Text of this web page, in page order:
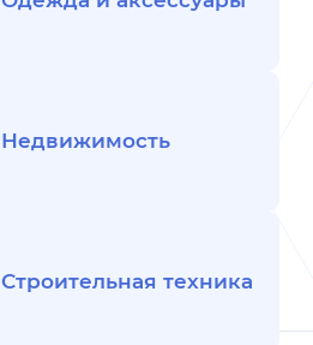
Недвижимость
Строительная техника